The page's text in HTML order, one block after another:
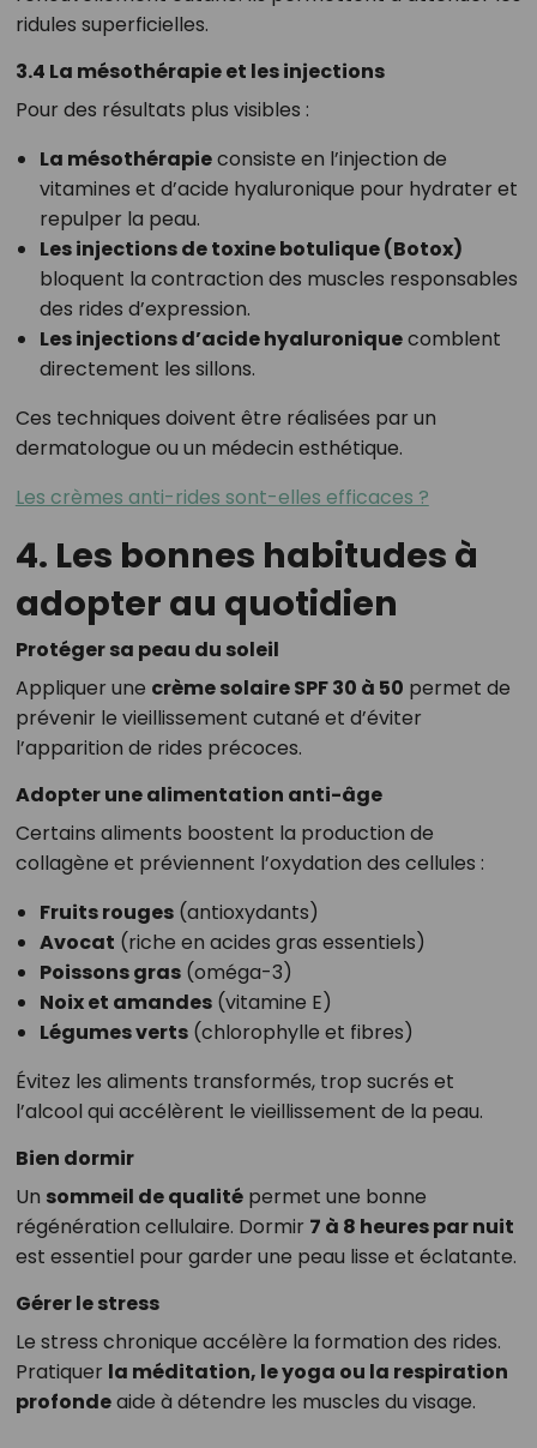
ridules superficielles.
3.4 La mésothérapie et les injections
Pour des résultats plus visibles :
La mésothérapieconsiste en l’injection de
vitamines et d’acide hyaluronique pour hydrater et
repulper la peau.
Les injections de toxine botulique (Botox)
bloquent la contraction des muscles responsables
des rides d’expression.
Les injections d’acide hyaluroniquecomblent
directement les sillons.
Ces techniques doivent être réalisées par un
dermatologue ou un médecin esthétique.
Les crèmes anti-rides sont-elles efficaces ?
4. Les bonnes habitudes à
adopter au quotidien
Protéger sa peau du soleil
Appliquer une crème solaire SPF 30 à 50 permet de
prévenir le vieillissement cutané et d’éviter
l’apparition de rides précoces.
Adopter une alimentation anti-âge
Certains aliments boostent la production de
collagène et préviennent l’oxydation des cellules :
Fruits rouges(antioxydants)
Avocat (riche en acides gras essentiels)
Poissons gras(oméga-3)
Noix et amandes(vitamine E)
Légumes verts(chlorophylle et fibres)
Évitez les aliments transformés, trop sucrés et
l’alcool qui accélèrent le vieillissement de la peau.
Bien dormir
Un sommeil de qualitépermet une bonne
régénération cellulaire. Dormir 7 à 8 heures par nuit
est essentiel pour garder une peau lisse et éclatante.
Gérer le stress
Le stress chronique accélère la formation des rides.
Pratiquer la méditation, le yoga ou la respiration
profondeaide à détendre les muscles du visage.